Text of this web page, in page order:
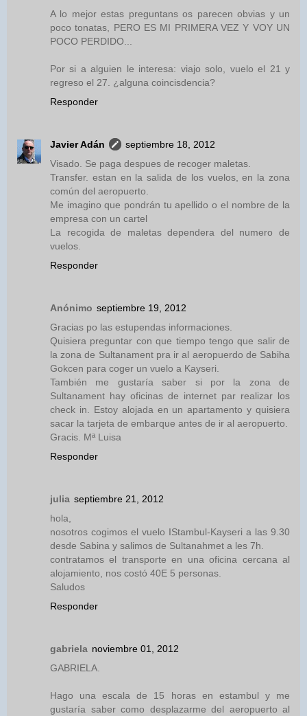
A lo mejor estas preguntans os parecen obvias y un
poco tonatas, PERO ES MI PRIMERA VEZ Y VOY UN
POCO PERDIDO...
Por si a alguien le interesa: viajo solo, vuelo el 21 y
regreso el 27. ¿alguna coincisdencia?
Responder
Javier Adán
septiembre 18, 2012
Visado. Se paga despues de recoger maletas.
Transfer. estan en la salida de los vuelos, en la zona
común del aeropuerto.
Me imagino que pondrán tu apellido o el nombre de la
empresa con un cartel
La recogida de maletas dependera del numero de
vuelos.
Responder
Anónimo septiembre 19, 2012
Gracias po las estupendas informaciones.
Quisiera preguntar con que tiempo tengo que salir de
la zona de Sultanament pra ir al aeropuerdo de Sabiha
Gokcen para coger un vuelo a Kayseri.
También me gustaría saber si por la zona de
Sultanament hay oficinas de internet par realizar los
check in. Estoy alojada en un apartamento y quisiera
sacar la tarjeta de embarque antes de ir al aeropuerto.
Gracis. Mª Luisa
Responder
julia septiembre 21, 2012
hola,
nosotros cogimos el vuelo IStambul-Kayseri a las 9.30
desde Sabina y salimos de Sultanahmet a les 7h.
contratamos el transporte en una oficina cercana al
alojamiento, nos costó 40E 5 personas.
Saludos
Responder
gabriela noviembre 01, 2012
GABRIELA.
Hago una escala de 15 horas en estambul y me
gustaría saber como desplazarme del aeropuerto al